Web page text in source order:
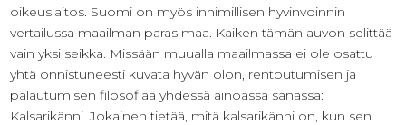
oikeuslaitos. Suomi on myös inhimillisen hyvinvoinnin
vertailussa maailman paras maa. Kaiken tämän auvon selittää
vain yksi seikka. Missään muualla maailmassa ei ole osattu
yhtä onnistuneesti kuvata hyvän olon, rentoutumisen ja
palautumisen filosofiaa yhdessä ainoassa sanassa:
Kalsarikänni. Jokainen tietää, mitä kalsarikänni on, kun sen